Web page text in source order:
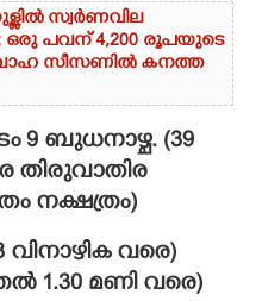
സ്വർണവില
പവന് 4,200 രൂപയുടെ
സീസണിൽ കനത്ത
9 ബുധനാഴ്ച. (39
തിരുവാതിര
നക്ഷത്രം)
വിനാഴിക വരെ)
1.30 മണി വരെ)